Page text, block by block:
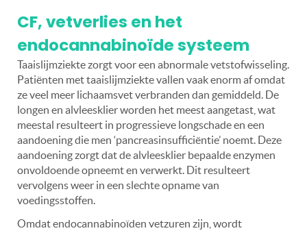
CF, vetverlies en het
endocannabinoïde systeem
Taaislijmziekte zorgt voor een abnormale vetstofwisseling.
Patiënten met taaislijmziekte vallen vaak enorm af omdat
ze veel meer lichaamsvet verbranden dan gemiddeld. De
longen en alvleesklier worden het meest aangetast, wat
meestal resulteert in progressieve longschade en een
aandoening die men ‘pancreasinsufficiëntie’ noemt. Deze
aandoening zorgt dat de alvleesklier bepaalde enzymen
onvoldoende opneemt en verwerkt. Dit resulteert
vervolgens weer in een slechte opname van
voedingsstoffen.
Omdat endocannabinoïden vetzuren zijn, wordt